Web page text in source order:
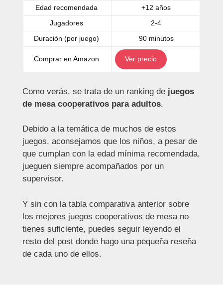
Edad recomendada +12 años
Jugadores 2-4
Duración (por juego) 90 minutos
Comprar en Amazon Ver precio
Como verás, se trata de un ranking de juegos
de mesa cooperativos para adultos.
Debido a la temática de muchos de estos
juegos, aconsejamos que los niños, a pesar de
que cumplan con la edad mínima recomendada,
jueguen siempre acompañados por un
supervisor.
Y sin con la tabla comparativa anterior sobre
los mejores juegos cooperativos de mesa no
tienes suficiente, puedes seguir leyendo el
resto del post donde hago una pequeña reseña
de cada uno de ellos.